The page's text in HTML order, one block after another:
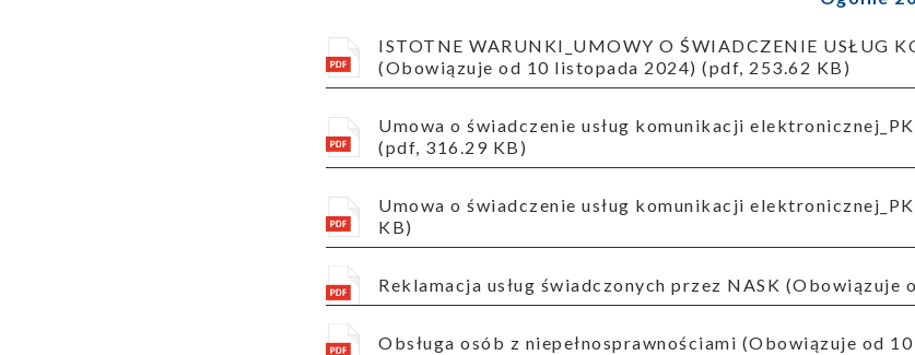
ISTOTNE WARUNKI_UMOWY O ŚWIADCZENIE USŁUG KOMUNIKACJI ELEKTRONICZNEJ oferta K
(Obowiązuje od 10 listopada 2024) (pdf, 253.62 KB)
Umowa o świadczenie usług komunikacji elektronicznej_PKE_konsument (Obowiazuje od 10 listopada 2024)
(pdf, 316.29 KB)
Umowa o świadczenie usług komunikacji elektronicznej_PKE (Obowiązuje od 10 listopada 2024) (pdf, 255.67
KB)
Reklamacja usług świadczonych przez NASK
Obsługa osób z niepełnosprawnościami (Obowiązuje od